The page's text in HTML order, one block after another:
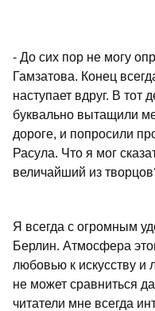
- До сих пор не могу
Гамзатова. Конец
наступает вдруг. В тот
буквально вытащили
дороге, и попросили
Расула. Что я мог
величайший из
Я всегда с огромным
Берлин. Атмосфера
любовью к искусству и
не может сравниться
читатели мне всегда